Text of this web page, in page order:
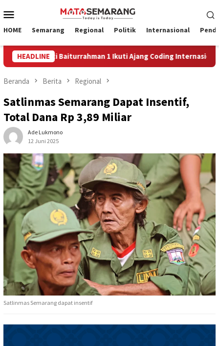
ke
Mobile
HOME Semarang Regional Politik Internasional
HEADLINE
Hj. Isriati Baiturrahman 1 Ikuti Ajang Coding Internasional
Beranda Berita Regional
Satlinmas Semarang Dapat Insentif,
Total Dana Rp 3,89 Miliar
Ade Lukmono
12 Juni 2025
Satlinmas Semarang dapat insentif